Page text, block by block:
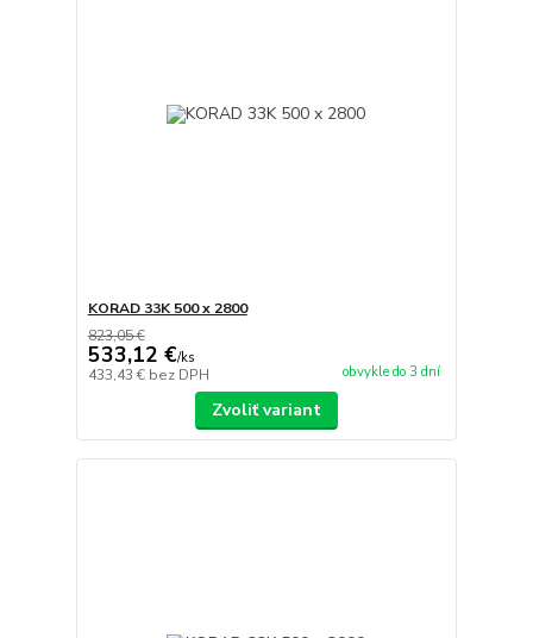
KORAD 33K 500 x 2800
823,05 €
533,12 €/ks
433,43 € bez DPH obvykle do 3 dní
Zvoliť variant